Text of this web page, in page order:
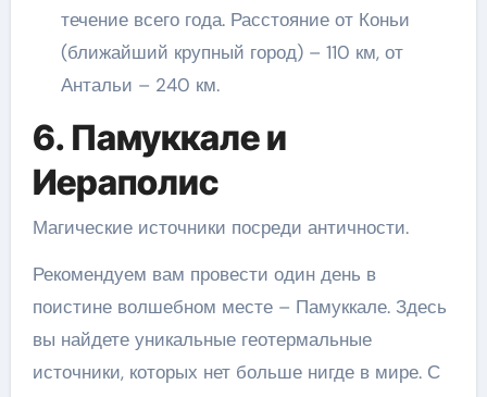
течение всего года. Расстояние от Коньи
(ближайший крупный город) – 110 км, от
Антальи – 240 км.
6. Памуккале и
Иераполис
Магические источники посреди античности.
Рекомендуем вам провести один день в
поистине волшебном месте – Памуккале. Здесь
вы найдете уникальные геотермальные
источники, которых нет больше нигде в мире. С